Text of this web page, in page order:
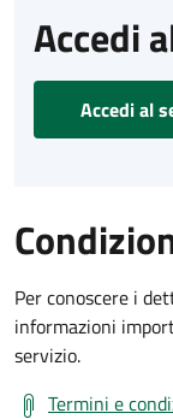
Accedi
Accedi al
Per conoscere i
informazioni
servizio.
Termini e